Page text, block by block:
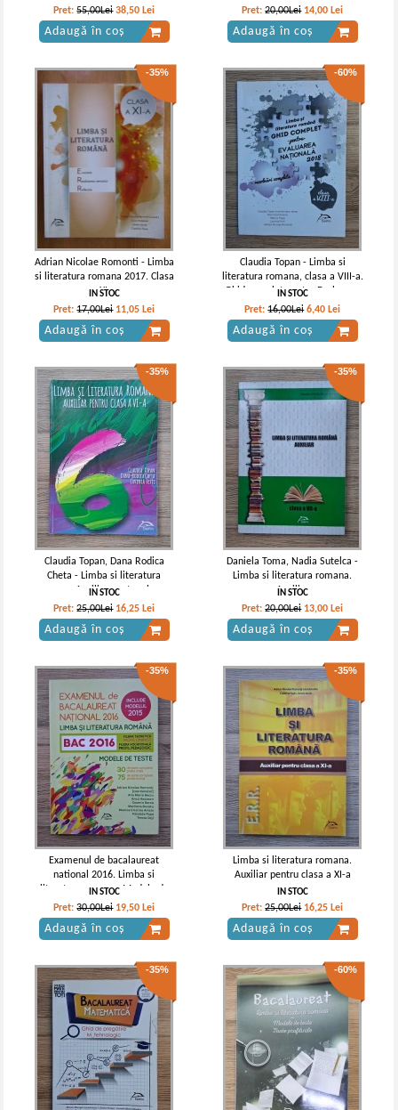
Cristina Anisie - Eseul. Ghid de
pregatirea practica. Bacalaureat
2016
Pret:55,00Lei 38,50 Lei
Adaugă în coș
Pret:20,00Lei 14,00 Lei
Adaugă în coș
-35%
Adrian Nicolae Romonti - Limba
si literatura romana 2017. Clasa
a XI-a
IN STOC
Pret:17,00Lei 11,05 Lei
Adaugă în coș
-60%
Claudia Topan - Limba si
literatura romana, clasa a VIII-a.
Ghid complet pentru Evaluarea
Nationala 2018. Rezolvari
complete
IN STOC
Pret:16,00Lei 6,40 Lei
Adaugă în coș
-35%
Claudia Topan, Dana Rodica
Cheta - Limba si literatura
romana. Auxiliar pentru clasa a
VI-a
IN STOC
Pret:25,00Lei 16,25 Lei
Adaugă în coș
-35%
Daniela Toma, Nadia Sutelca -
Limba si literatura romana.
Auxiliar
IN STOC
Pret:20,00Lei 13,00 Lei
Adaugă în coș
-35%
Examenul de bacalaureat
national 2016. Limba si
literatura romana. Modele de
teste
IN STOC
Pret:30,00Lei 19,50 Lei
Adaugă în coș
-35%
Limba si literatura romana.
Auxiliar pentru clasa a XI-a
IN STOC
Pret:25,00Lei 16,25 Lei
Adaugă în coș
-35% -60%